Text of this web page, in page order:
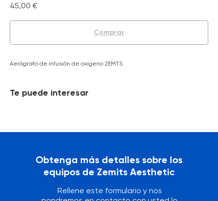
45,00 €
Comprar
Aerógrafo de infusión de oxígeno ZEMTS
Te puede interesar
Obtenga más detalles sobre los
equipos de Zemits Aesthetic
Rellene este formulario y nos